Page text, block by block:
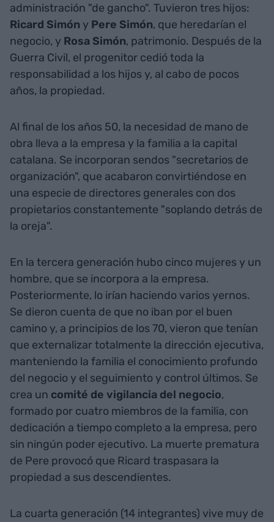
administración "de gancho". Tuvieron tres hijos:
Ricard Simón y Pere Simón, que heredarían el
negocio, y Rosa Simón, patrimonio. Después de la
Guerra Civil, el progenitor cedió toda la
responsabilidad a los hijos y, al cabo de pocos
años, la propiedad.
Al final de los años 50, la necesidad de mano de
obra lleva a la empresa y la familia a la capital
catalana. Se incorporan sendos "secretarios de
organización", que acabaron convirtiéndose en
una especie de directores generales con dos
propietarios constantemente "soplando detrás de
la oreja".
En la tercera generación hubo cinco mujeres y un
hombre, que se incorpora a la empresa.
Posteriormente, lo irían haciendo varios yernos.
Se dieron cuenta de que no iban por el buen
camino y, a principios de los 70, vieron que tenían
que externalizar totalmente la dirección ejecutiva,
manteniendo la familia el conocimiento profundo
del negocio y el seguimiento y control últimos. Se
crea un comité de vigilancia del negocio,
formado por cuatro miembros de la familia, con
dedicación a tiempo completo a la empresa, pero
sin ningún poder ejecutivo. La muerte prematura
de Pere provocó que Ricard traspasara la
propiedad a sus descendientes.
La cuarta generación (14 integrantes) vive muy de